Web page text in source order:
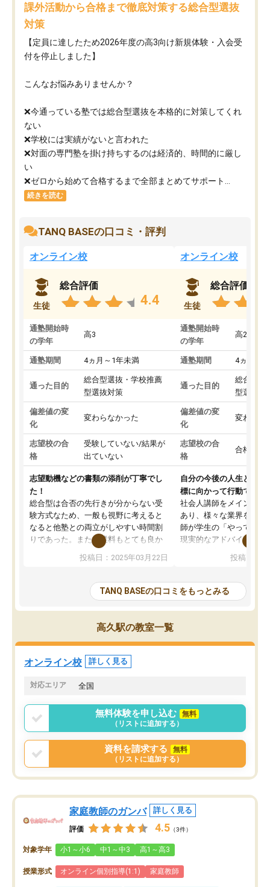
課外活動から合格まで徹底対策する総合型選抜
対策
【定員に達したため2026年度の高3向け新規体験・入会受
付を停止しました】
こんなお悩みありませんか？
❌今通っている塾では総合型選抜を本格的に対策してくれ
ない
❌学校には実績がないと言われた
❌対面の専門塾を掛け持ちするのは経済的、時間的に厳し
い
❌ゼロから始めて合格するまで全部まとめてサポート...
続きを読む
TANQ BASEの口コミ・評判
オンライン校
生徒
総合評価
4.4
通塾開始時
の学年
高3
通塾期間 4ヵ月～1年未満
通った目的
総合型選抜・学校推薦
型選抜対策
偏差値の変
化
変わらなかった
志望校の合
格
受験していない/結果が
出ていない
志望動機などの書類の添削が丁寧でし
た！
総合型は合否の先行きが分からない受
験方式なため、一般も視野に考えると
なると他塾との両立がしやすい時間割
りであった。また授業料もとても良か
総合型の多くの塾は大学生が見ること
大学生の目だけでなく、数人の大人に
も目を通して頂ける。そのため多くの
意見を聞くことができ、より良いもの
を推敲することが可能だ。
どの人も優しく、親身に接してくださ
るのでやる気も出て、良かったで
す！！
投稿日：2025年03月22日
オンライン校
生徒
総合評価
通塾開始時
の学年
高2
通塾期間 4ヵ月～1
通った目的
総合型選
型選抜対
偏差値の変
化
変わらな
志望校の合
格
合格した
自分の今後の人生と真剣
標に向かって行動できる
社会人講師をメインとし
あり、様々な業界を経験
師が学生の「やってみた
現実的なアドバイスを行
分野について学生知識
総合型選抜対策として志
接・小論文などの技術指
ション内容になっていま
を社会人として働いてい
標を見つける事が出来ま
投稿日：
TANQ BASEの口コミをもっとみる
高久駅の教室一覧
オンライン校 詳しく見る
対応エリア 全国
無料体験を申し込む
無料
（リストに追加する）
資料を請求する
無料
（リストに追加する）
家庭教師のガンバ 詳しく見る
評価 4.5 （3件）
対象学年 小1～小6 中1～中3 高1～高3
授業形式 オンライン個別指導(1:1) 家庭教師